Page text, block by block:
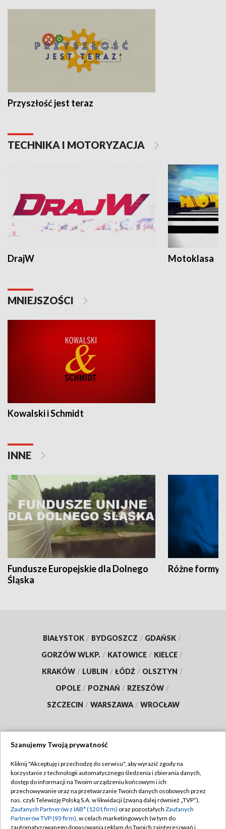
Przyszłość jest teraz
TECHNIKA I MOTORYZACJA
DrajW Motoklasa
MNIEJSZOŚCI
Kowalski i Schmidt
INNE
Fundusze Europejskie dla Dolnego
Śląska
Różne formy
BIAŁYSTOK / BYDGOSZCZ / GDAŃSK /
GORZÓW WLKP. / KATOWICE / KIELCE /
KRAKÓW / LUBLIN / ŁÓDŹ / OLSZTYN /
OPOLE / POZNAŃ / RZESZÓW /
SZCZECIN / WARSZAWA / WROCŁAW
TVP
Abonament TVP
Emisja w TVP
Centrum informacji TVP
Regulamin TVP
Polityka prywatności
Moje zgody
Szanujemy Twoją prywatność
Kliknij "Akceptuję i przechodzę do serwisu", aby wyrazić zgody na
korzystanie z technologii automatycznego śledzenia i zbierania danych,
dostęp do informacji na Twoim urządzeniu końcowym i ich
przechowywanie oraz na przetwarzanie Twoich danych osobowych przez
nas, czyli Telewizję Polską S.A. w likwidacji (zwaną dalej również „TVP”),
Zaufanych Partnerów z IAB* (1201 firm) oraz pozostałych Zaufanych
Partnerów TVP (93 firm), w celach marketingowych (w tym do
zautomatyzowanego dopasowania reklam do Twoich zainteresowań i